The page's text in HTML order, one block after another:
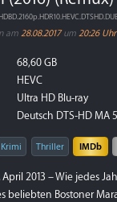
am 28.08.2017um 20:26 Uhr
68,60 GB
HEVC
Ultra HD Blu-ray
Deutsch DTS-HD MA
Krimi Thriller IMDb
April 2013 – Wie jedes
beliebten Bostoner